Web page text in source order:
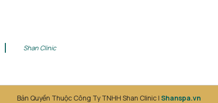
Shan Clinic
Bản Quyền Thuộc Công Ty TNHH Shan Clinic | Shanspa.vn